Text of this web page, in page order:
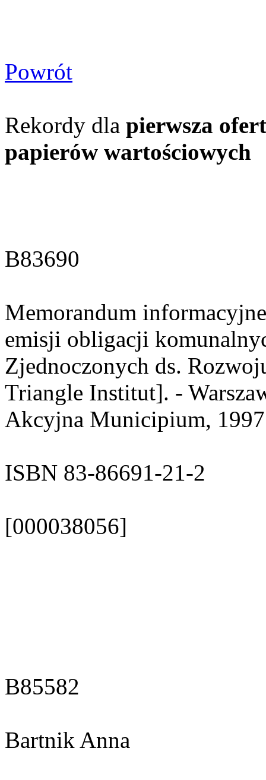
Powrót
Rekordy dla pierwsza
papierów wartościowych
B83690
Memorandum
emisji obligacji
Zjednoczonych ds.
Triangle Institut]. -
Akcyjna Municipium,
ISBN 83-86691-21-2
[000038056]
B85582
Bartnik Anna